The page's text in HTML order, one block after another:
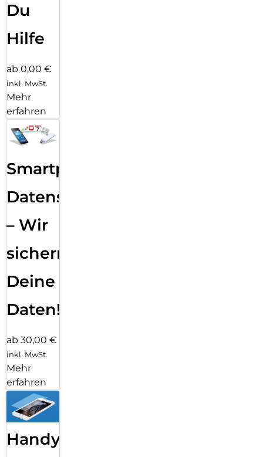
Du
Hilfe
ab 0,00 €
inkl. MwSt.
Mehr
erfahren
Smartphone
Datensicherung
– Wir
sichern
Deine
Daten!
ab 30,00 €
inkl. MwSt.
Mehr
erfahren
Handy